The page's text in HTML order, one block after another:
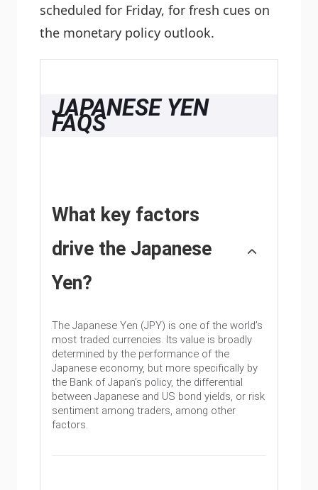
scheduled for Friday, for fresh cues on
the monetary policy outlook.
JAPANESE YEN
FAQS
What key factors
drive the Japanese
Yen?
The Japanese Yen (JPY) is one of the world’s
most traded currencies. Its value is broadly
determined by the performance of the
Japanese economy, but more specifically by
the Bank of Japan’s policy, the differential
between Japanese and US bond yields, or risk
sentiment among traders, among other
factors.